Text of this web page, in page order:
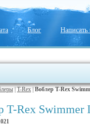
Блог Написать
T-Rex Воблер T-Rex
T-Rex Swimmer